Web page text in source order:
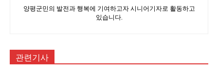
양평군민의 발전과 행복에 기여하고자 시니어기자로 활동하고
있습니다.
관련기사